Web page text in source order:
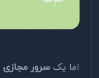
اما یک سرور مجازی